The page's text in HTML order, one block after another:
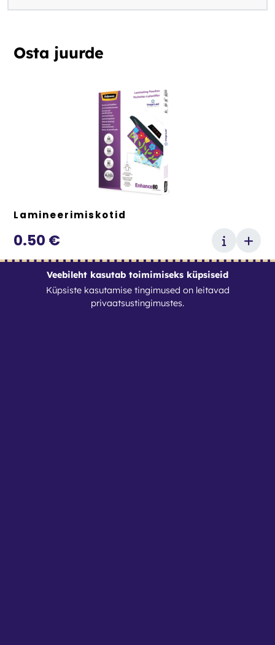
Osta juurde
Lamineerimiskotid
0.50 €
Veebileht kasutab toimimiseks küpsiseid
Küpsiste kasutamise tingimused on leitavad
privaatsustingimustes.